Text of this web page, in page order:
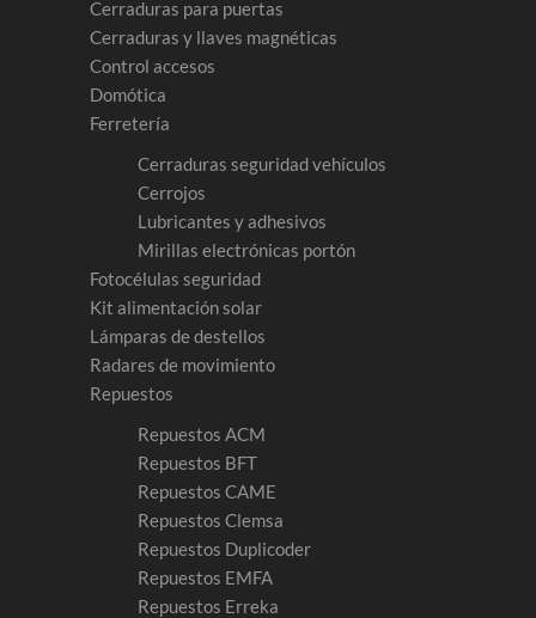
Cerraduras para puertas
Cerraduras y llaves magnéticas
Control accesos
Domótica
Ferretería
Cerraduras seguridad vehículos
Cerrojos
Lubricantes y adhesivos
Mirillas electrónicas portón
Fotocélulas seguridad
Kit alimentación solar
Lámparas de destellos
Radares de movimiento
Repuestos
Repuestos ACM
Repuestos BFT
Repuestos CAME
Repuestos Clemsa
Repuestos Duplicoder
Repuestos EMFA
Repuestos Erreka